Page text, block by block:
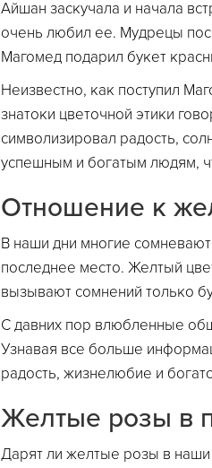
Айшан заскучала и начала
очень любил ее. Мудрецы
Магомед подарил букет
Неизвестно, как поступил
знатоки цветочной этики
символизировал радость,
успешным и богатым людям,
Отношение к
В наши дни многие
последнее место. Желтый
вызывают сомнений только
С давних пор влюбленные
Узнавая все больше
радость, жизнелюбие и
Желтые розы в
Дарят ли желтые розы в